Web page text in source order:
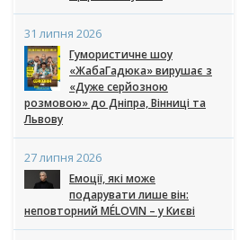
31 липня 2026
Гумористичне шоу
«ЖабаГадюка» вирушає з
«Дуже серйозною
розмовою» до Дніпра, Вінниці та
Львову
27 липня 2026
Емоції, які може
подарувати лише він:
неповторний MÉLOVIN – у Києві